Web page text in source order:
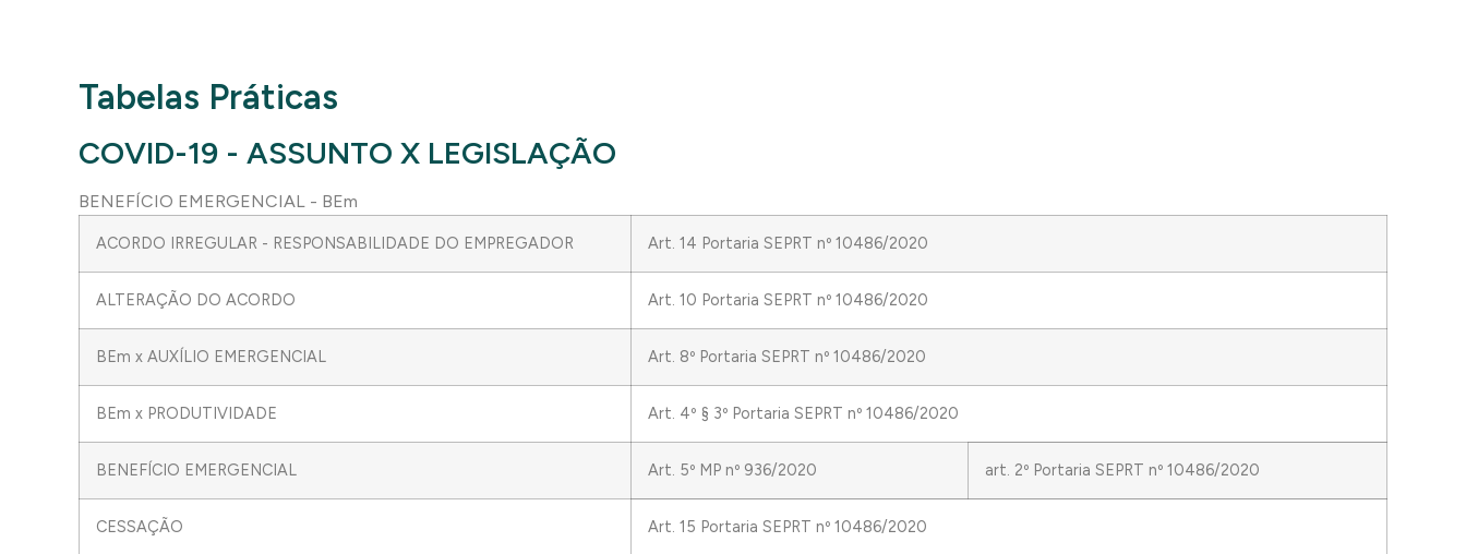
Tabelas Práticas
COVID-19 - ASSUNTO X LEGISLAÇÃO
BENEFÍCIO EMERGENCIAL - BEm
ACORDO IRREGULAR - RESPONSABILIDADE DO EMPREGADOR Art. 14 Portaria SEPRT nº 10486/2020
ALTERAÇÃO DO ACORDO Art. 10 Portaria SEPRT nº 10486/2020
BEm x AUXÍLIO EMERGENCIAL Art. 8º Portaria SEPRT nº 10486/2020
BEm x PRODUTIVIDADE Art. 4º § 3º Portaria SEPRT nº 10486/2020
BENEFÍCIO EMERGENCIAL Art. 5º MP nº 936/2020 art. 2º Portaria SEPRT nº 10486/2020
CESSAÇÃO Art. 15 Portaria SEPRT nº 10486/2020